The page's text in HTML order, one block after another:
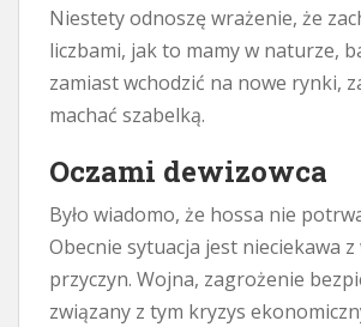
Niestety odnoszę wrażenie, że
liczbami, jak to mamy w naturze,
zamiast wchodzić na nowe rynki,
machać szabelką.
Oczami dewizowca
Było wiadomo, że hossa nie
Obecnie sytuacja jest nieciekawa z
przyczyn. Wojna, zagrożenie
związany z tym kryzys